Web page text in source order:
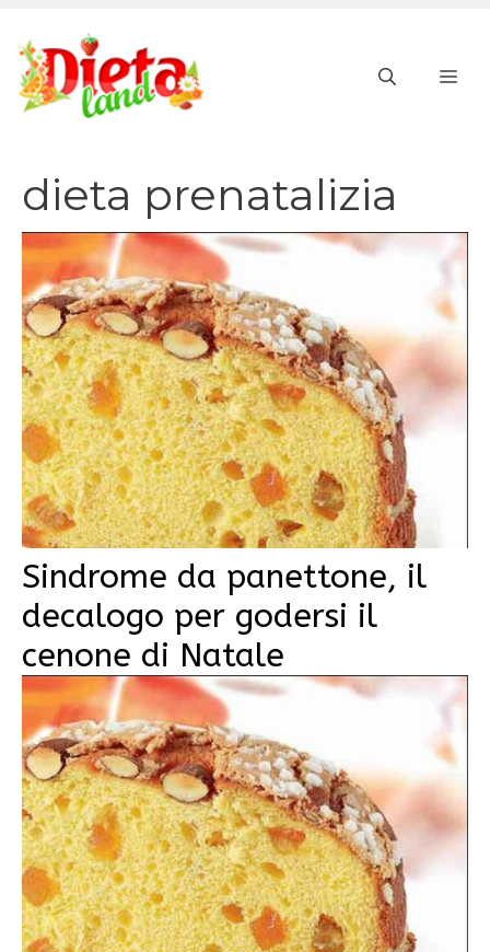
contenuto
dieta prenatalizia
Sindrome da panettone, il
decalogo per godersi il
cenone di Natale